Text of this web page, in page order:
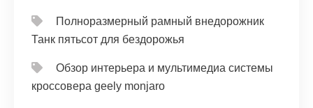
Полноразмерный рамный внедорожник
Танк пятьсот для бездорожья
Обзор интерьера и мультимедиа системы
кроссовера geely monjaro